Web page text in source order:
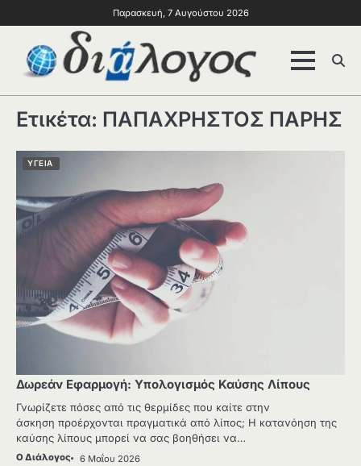
Παρασκευή, 7 Αυγούστου 2026
Ετικέτα: ΠΑΠΑΧΡΗΣΤΟΣ ΠΑΡΗΣ
ΥΓΕΙΑ
Δωρεάν Εφαρμογή: Υπολογισμός Καύσης Λίπους
Γνωρίζετε πόσες από τις θερμίδες που καίτε στην
άσκηση προέρχονται πραγματικά από λίπος; Η κατανόηση της
καύσης λίπους μπορεί να σας βοηθήσει να…
Ο Διάλογος 6 Μαΐου 2026